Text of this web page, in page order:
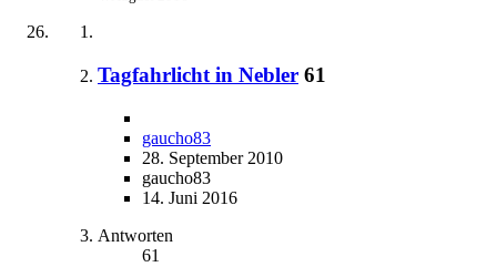
Tagfahrlicht in Nebler 61
gaucho83
28. September 2010
gaucho83
14. Juni 2016
Antworten
61